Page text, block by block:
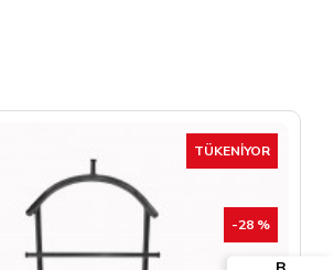
TÜKENIYOR
-25 %